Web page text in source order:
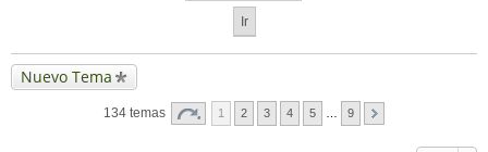
Nuevo Tema
134 temas 1 2 3 4 5 9